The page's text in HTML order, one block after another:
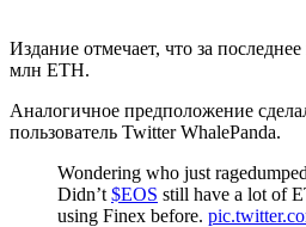
Издание отмечает, что за
млн ETH.
Аналогичное предположение
пользователь Twitter WhalePanda.
Wondering who just ragedumped
Didn’t $EOS still have a lot of
using Finex before.